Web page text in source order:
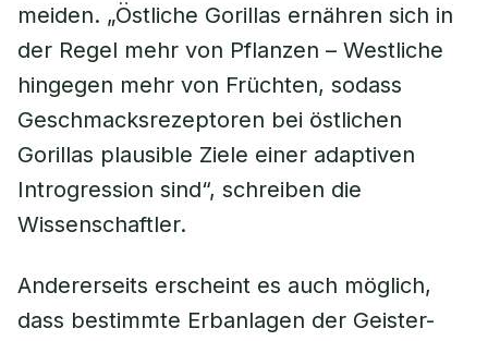
meiden. „Östliche Gorillas ernähren sich in
der Regel mehr von Pflanzen – Westliche
hingegen mehr von Früchten, sodass
Geschmacksrezeptoren bei östlichen
Gorillas plausible Ziele einer adaptiven
Introgression sind“, schreiben die
Wissenschaftler.
Andererseits erscheint es auch möglich,
dass bestimmte Erbanlagen der Geister-